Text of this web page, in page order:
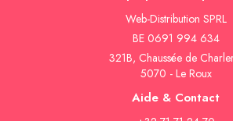
Web-Distribution SPRL
BE 0691 994 634
321B, Chaussée de
5070 - Le Roux
Aide & Contact